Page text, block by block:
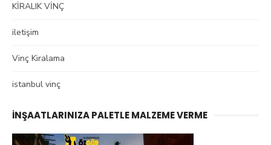
KİRALIK VİNÇ
iletişim
Vinç Kiralama
istanbul vinç
İNŞAATLARINIZA PALETLE MALZEME VERME